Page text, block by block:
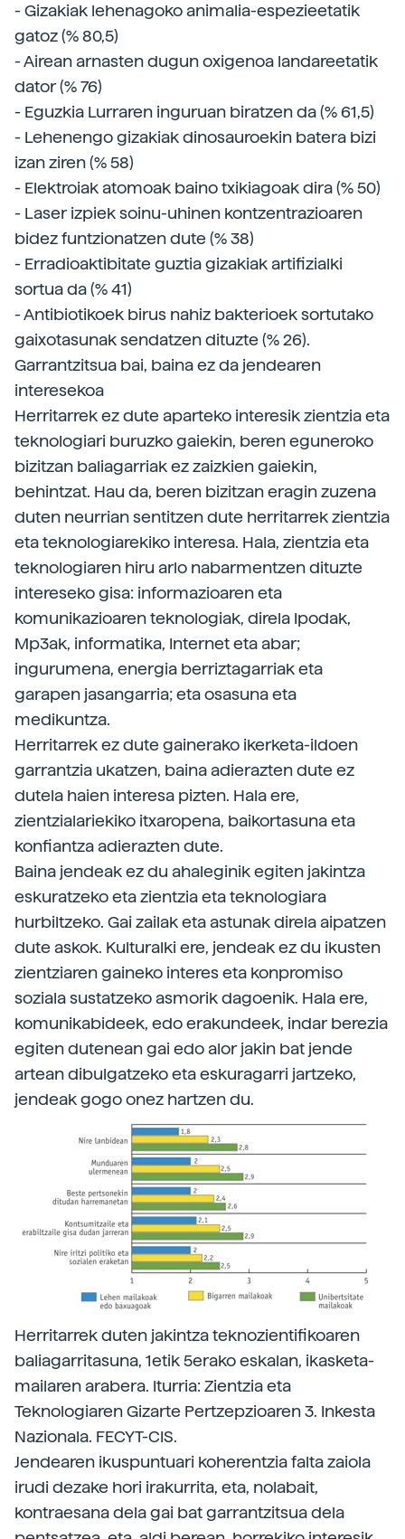
- Gizakiak lehenagoko animalia-espezieetatik
gatoz (% 80,5)
- Airean arnasten dugun oxigenoa landareetatik
dator (% 76)
- Eguzkia Lurraren inguruan biratzen da (% 61,5)
- Lehenengo gizakiak dinosauroekin batera bizi
izan ziren (% 58)
- Elektroiak atomoak baino txikiagoak dira (% 50)
- Laser izpiek soinu-uhinen kontzentrazioaren
bidez funtzionatzen dute (% 38)
- Erradioaktibitate guztia gizakiak artifizialki
sortua da (% 41)
- Antibiotikoek birus nahiz bakterioek sortutako
gaixotasunak sendatzen dituzte (% 26).
Garrantzitsua bai, baina ez da jendearen
interesekoa
Herritarrek ez dute aparteko interesik zientzia eta
teknologiari buruzko gaiekin, beren eguneroko
bizitzan baliagarriak ez zaizkien gaiekin,
behintzat. Hau da, beren bizitzan eragin zuzena
duten neurrian sentitzen dute herritarrek zientzia
eta teknologiarekiko interesa. Hala, zientzia eta
teknologiaren hiru arlo nabarmentzen dituzte
intereseko gisa: informazioaren eta
komunikazioaren teknologiak, direla Ipodak,
Mp3ak, informatika, Internet eta abar;
ingurumena, energia berriztagarriak eta
garapen jasangarria; eta osasuna eta
medikuntza.
Herritarrek ez dute gainerako ikerketa-ildoen
garrantzia ukatzen, baina adierazten dute ez
dutela haien interesa pizten. Hala ere,
zientzialariekiko itxaropena, baikortasuna eta
konfiantza adierazten dute.
Baina jendeak ez du ahaleginik egiten jakintza
eskuratzeko eta zientzia eta teknologiara
hurbiltzeko. Gai zailak eta astunak direla aipatzen
dute askok. Kulturalki ere, jendeak ez du ikusten
zientziaren gaineko interes eta konpromiso
soziala sustatzeko asmorik dagoenik. Hala ere,
komunikabideek, edo erakundeek, indar berezia
egiten dutenean gai edo alor jakin bat jende
artean dibulgatzeko eta eskuragarri jartzeko,
jendeak gogo onez hartzen du.
Herritarrek duten jakintza teknozientifikoaren
baliagarritasuna, 1etik 5erako eskalan, ikasketa-
mailaren arabera. Iturria: Zientzia eta
Teknologiaren Gizarte Pertzepzioaren 3. Inkesta
Nazionala. FECYT-CIS.
Jendearen ikuspuntuari koherentzia falta zaiola
irudi dezake hori irakurrita, eta, nolabait,
kontraesana dela gai bat garrantzitsua dela